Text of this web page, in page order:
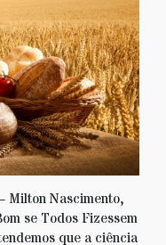
Milton Nascimento,
se Todos Fizessem
que a ciência